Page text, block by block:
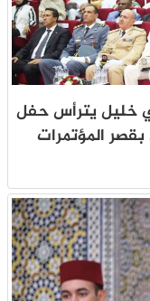
خليل يترأس حفل
المؤتمرات